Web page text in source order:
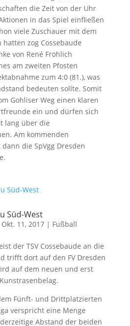
die Zeit von der Uhr
in das Spiel einfließen
viele Zuschauer mit dem
zog Cossebaude
von René Fröhlich
am zweiten Pfosten
zum 4:0 (81.), was
bedeuten sollte. Somit
Gohliser Weg einen klaren
ein und dürfen sich
lang über die
Am kommenden
die SpVgg Dresden
Süd-West
11, 2017 | Fußball
der TSV Cossebaude an die
trifft dort auf den FV Dresden
auf dem neuen und erst
Fünft- und Drittplatzierten
verspricht eine Menge
Abstand der beiden